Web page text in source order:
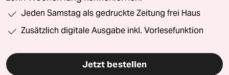
Jeden Samstag als gedruckte Zeitung frei Haus
Zusätzlich digitale Ausgabe inkl. Vorlesefunktion
Jetzt bestellen